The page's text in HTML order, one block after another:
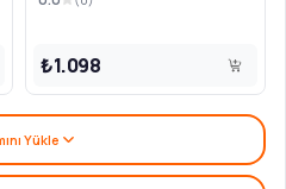
₺1.098
Yükle